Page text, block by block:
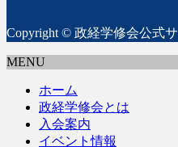
Copyright © 政経学修会公式サ
MENU
ホーム
政経学修会とは
入会案内
イベント情報